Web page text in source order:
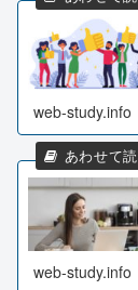
web-study.info
web-study.info